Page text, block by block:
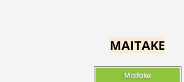
MAITAKE